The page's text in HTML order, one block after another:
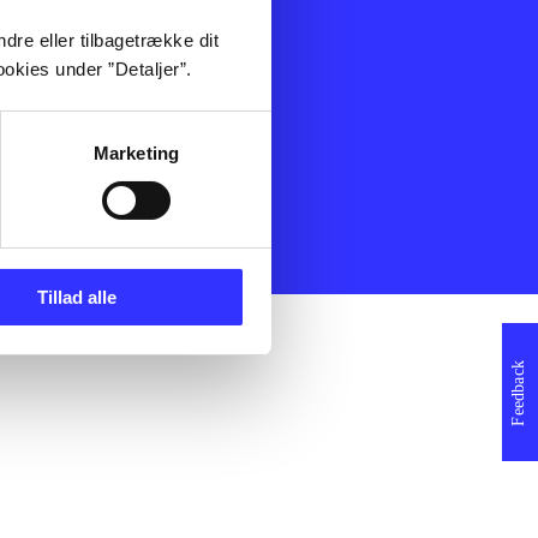
eller tilbagetrække dit
under ”Detaljer”.
Marketing
Tillad alle
Feedback
Film
Musik